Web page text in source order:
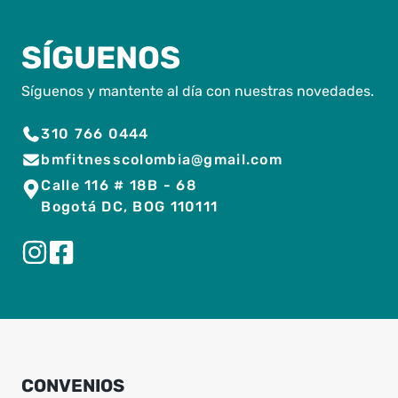
SÍGUENOS
Síguenos y mantente al día con nuestras novedades.
310 766 0444
bmfitnesscolombia@gmail.com
Calle 116 # 18B - 68
Bogotá DC, BOG 110111
CONVENIOS